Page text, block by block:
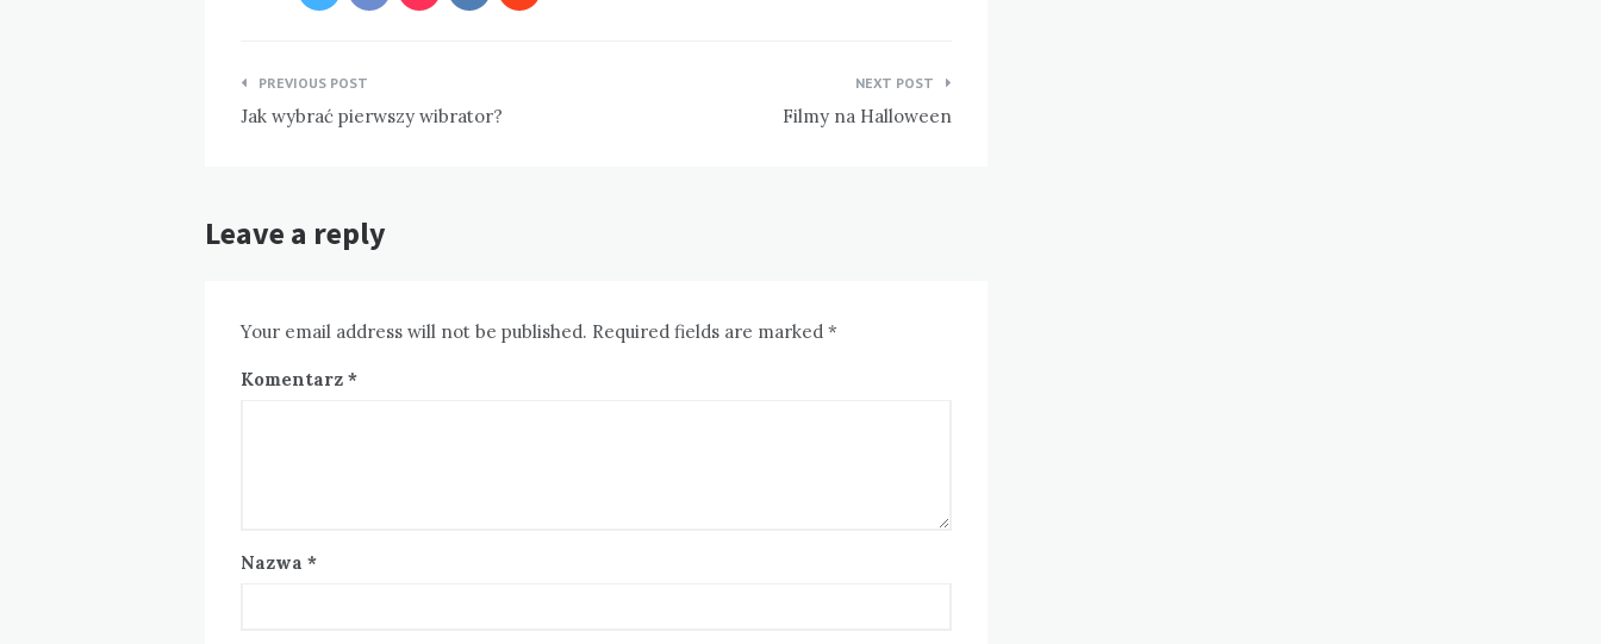
Nawigacja
wpisu
PREVIOUS POST
Jak wybrać pierwszy wibrator?
NEXT POST
Filmy na Halloween
Leave a reply
Your email address will not be published. Required fields are marked *
Komentarz *
Nazwa *